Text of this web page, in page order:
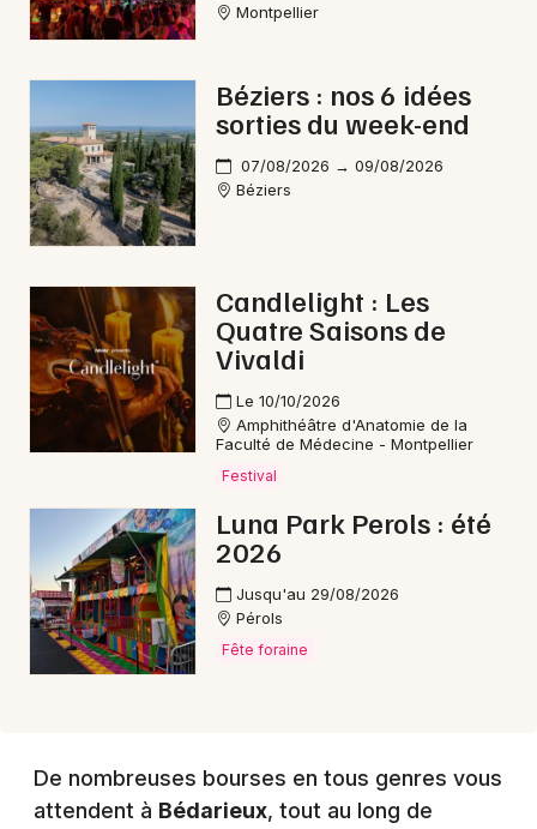
Newsletter des sorties
Artistes en tournée
Actus à Bédarieux
Magazine à Bédarieux
Choisir mes départements
Mon email
Je m'abonne
Montpellier
Béziers : nos 6 idées
sorties du week-end
07/08/2026 → 09/08/2026
Béziers
Candlelight : Les
Quatre Saisons de
Vivaldi
Le 10/10/2026
Amphithéâtre d'Anatomie de la
Faculté de Médecine - Montpellier
Festival
Luna Park Perols : été
2026
Jusqu'au 29/08/2026
Pérols
Fête foraine
De nombreuses bourses en tous genres vous
attendent à Bédarieux, tout au long de